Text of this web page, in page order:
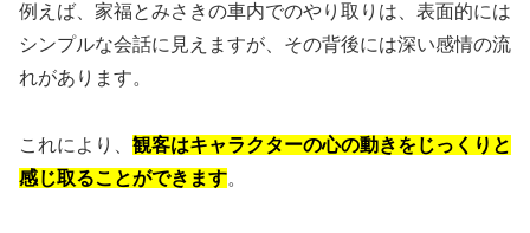
例えば、家福とみさきの車内でのやり取りは、表面的には
シンプルな会話に見えますが、その背後には深い感情の流
れがあります。
これにより、 観客はキャラクターの心の動きをじっくりと
感じ取ることができます。